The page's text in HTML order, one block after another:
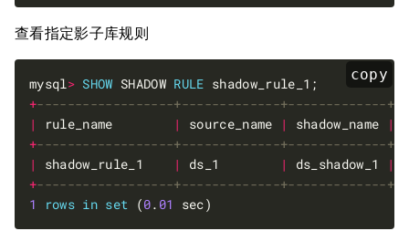
查看指定影子库规则
copy
mysql> SHOW SHADOW RULE
+
|
rule_name | source_name | shadow_name |
+
|
shadow_rule_1 | ds_1 | ds_shadow_1 |
+
1
rows in set (0. 01